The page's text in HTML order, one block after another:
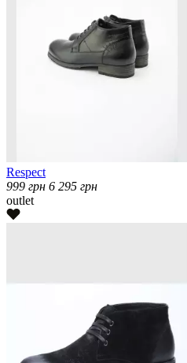
Respect
999 грн 6 295 грн
outlet